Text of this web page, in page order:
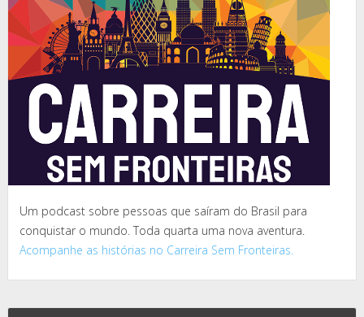
Um podcast sobre pessoas que saíram do Brasil para
conquistar o mundo. Toda quarta uma nova aventura.
Acompanhe as histórias no Carreira Sem Fronteiras.